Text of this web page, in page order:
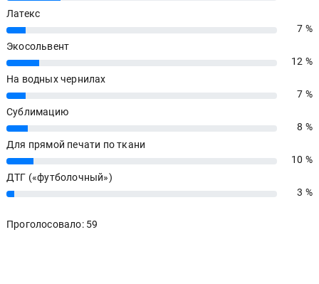
Латекс
7%
7 %
Экосольвент
12%
12 %
На водных чернилах
7%
7 %
Сублимацию
8%
8 %
Для прямой печати по ткани
10%
10 %
ДТГ («футболочный»)
3% 3 %
Проголосовало: 59